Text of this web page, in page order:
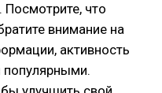
что
внимание на
активность
популярными.